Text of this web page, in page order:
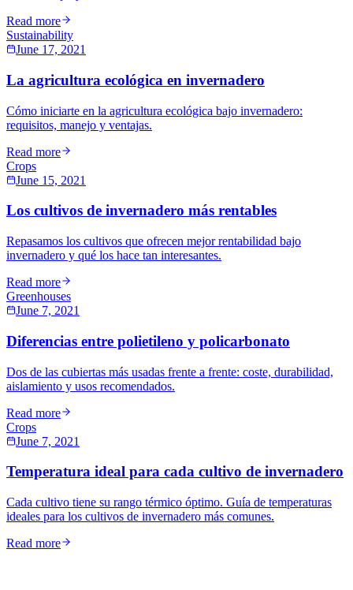
Read more
Sustainability
June 17, 2021
La agricultura ecológica en invernadero
Cómo iniciarte en la agricultura ecológica bajo invernadero:
requisitos, manejo y ventajas.
Read more
Crops
June 15, 2021
Los cultivos de invernadero más rentables
Repasamos los cultivos que ofrecen mejor rentabilidad bajo
invernadero y qué los hace tan interesantes.
Read more
Greenhouses
June 7, 2021
Diferencias entre polietileno y policarbonato
Dos de las cubiertas más usadas frente a frente: coste, durabilidad,
aislamiento y usos recomendados.
Read more
Crops
June 7, 2021
Temperatura ideal para cada cultivo de invernadero
Cada cultivo tiene su rango térmico óptimo. Guía de temperaturas
ideales para los cultivos de invernadero más comunes.
Read more